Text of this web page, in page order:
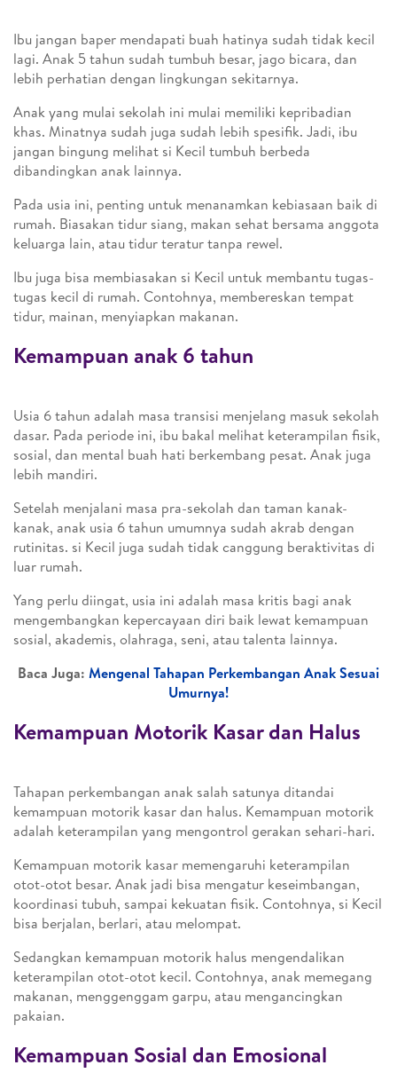
Ibu jangan baper mendapati buah hatinya sudah tidak kecil
lagi. Anak 5 tahun sudah tumbuh besar, jago bicara, dan
lebih perhatian dengan lingkungan sekitarnya.
Anak yang mulai sekolah ini mulai memiliki kepribadian
khas. Minatnya sudah juga sudah lebih spesifik. Jadi, ibu
jangan bingung melihat si Kecil tumbuh berbeda
dibandingkan anak lainnya.
Pada usia ini, penting untuk menanamkan kebiasaan baik di
rumah. Biasakan tidur siang, makan sehat bersama anggota
keluarga lain, atau tidur teratur tanpa rewel.
Ibu juga bisa membiasakan si Kecil untuk membantu tugas-
tugas kecil di rumah. Contohnya, membereskan tempat
tidur, mainan, menyiapkan makanan.
Kemampuan anak 6 tahun
Usia 6 tahun adalah masa transisi menjelang masuk sekolah
dasar. Pada periode ini, ibu bakal melihat keterampilan fisik,
sosial, dan mental buah hati berkembang pesat. Anak juga
lebih mandiri.
Setelah menjalani masa pra-sekolah dan taman kanak-
kanak, anak usia 6 tahun umumnya sudah akrab dengan
rutinitas. si Kecil juga sudah tidak canggung beraktivitas di
luar rumah.
Yang perlu diingat, usia ini adalah masa kritis bagi anak
mengembangkan kepercayaan diri baik lewat kemampuan
sosial, akademis, olahraga, seni, atau talenta lainnya.
Baca Juga: Mengenal Tahapan Perkembangan Anak Sesuai
Umurnya!
Kemampuan Motorik Kasar dan Halus
Tahapan perkembangan anak salah satunya ditandai
kemampuan motorik kasar dan halus. Kemampuan motorik
adalah keterampilan yang mengontrol gerakan sehari-hari.
Kemampuan motorik kasar memengaruhi keterampilan
otot-otot besar. Anak jadi bisa mengatur keseimbangan,
koordinasi tubuh, sampai kekuatan fisik. Contohnya, si Kecil
bisa berjalan, berlari, atau melompat.
Sedangkan kemampuan motorik halus mengendalikan
keterampilan otot-otot kecil. Contohnya, anak memegang
makanan, menggenggam garpu, atau mengancingkan
pakaian.
Kemampuan Sosial dan Emosional